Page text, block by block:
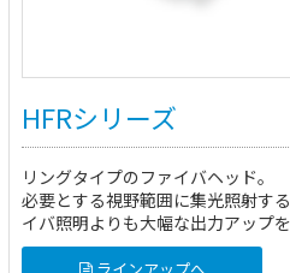
HFRシリーズ
リングタイプのファイバヘッド。
必要とする視野範囲に集光照射す
イバ照明よりも大幅な出力アップを